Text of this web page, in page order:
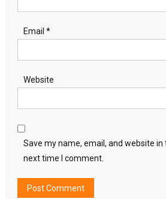
Email *
Website
Save my name, email, and website
next time I comment.